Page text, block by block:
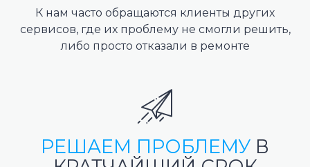
К нам часто обращаются клиенты других
сервисов, где их проблему не смогли решить,
либо просто отказали в ремонте
РЕШАЕМ ПРОБЛЕМУ В